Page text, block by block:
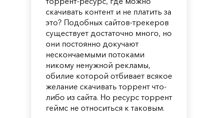
скачивать контент и не платить за
это? Подобных сайтов-трекеров
существует достаточно много, но
они постоянно докучают
нескончаемыми потоками
никому ненужной рекламы,
обилие которой отбивает всякое
желание скачивать торрент что-
либо из сайта. Но ресурс торрент
геймс не относиться к таковым.